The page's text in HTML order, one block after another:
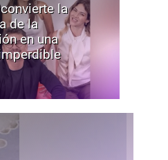
convierte la
de la
en una